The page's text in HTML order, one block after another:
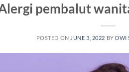
pembalut
POSTED ON JUNE 3, 2022 BY DWI